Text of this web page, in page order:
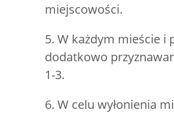
miejscowości.
5. W każdym mieście i
dodatkowo
1-3.
6. W celu wyłonienia